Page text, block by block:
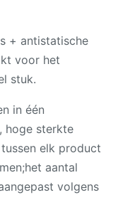
+ antistatische
voor het
stuk.
in één
hoge sterkte
elk product
aantal
volgens